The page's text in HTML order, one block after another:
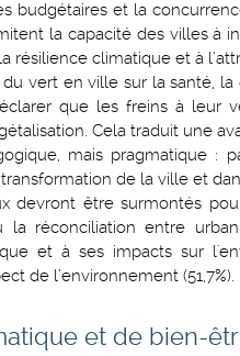
budgétaires et la
la capacité des villes
résilience climatique et à
vert en ville sur la santé,
que les freins à leur
Cela traduit une
mais pragmatique
de la ville et
devront être surmontés
réconciliation entre
et à ses impacts sur
de l’environnement (51,7%).
et de bien-